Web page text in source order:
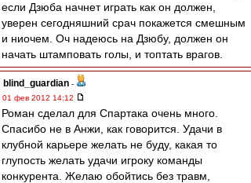
если Дзюба начнет играть как он должен,
уверен сегодняшний срач покажется смешным
и ниочем. Оч надеюсь на Дзюбу, должен он
начать штамповать голы, и топтать врагов.
blind_guardian -
01 фев 2012 14:12
Роман сделал для Спартака очень много.
Спасибо не в Анжи, как говорится. Удачи в
клубной карьере желать не буду, какая то
глупость желать удачи игроку команды
конкурента. Желаю обойтись без травм,